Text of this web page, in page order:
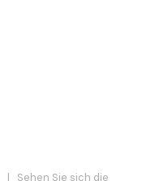
| Sehen Sie sich die